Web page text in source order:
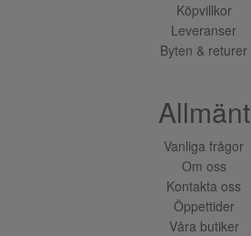
Köpvillkor
Leveranser
Byten & returer
Allmänt
Vanliga frågor
Om oss
Kontakta oss
Öppettider
Våra butiker